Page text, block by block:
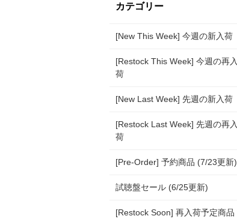
カテゴリー
[New This Week] 今週の新入荷
[Restock This Week] 今週の再入
荷
[New Last Week] 先週の新入荷
[Restock Last Week] 先週の再入
荷
[Pre-Order] 予約商品 (7/23更新)
試聴盤セール (6/25更新)
[Restock Soon] 再入荷予定商品